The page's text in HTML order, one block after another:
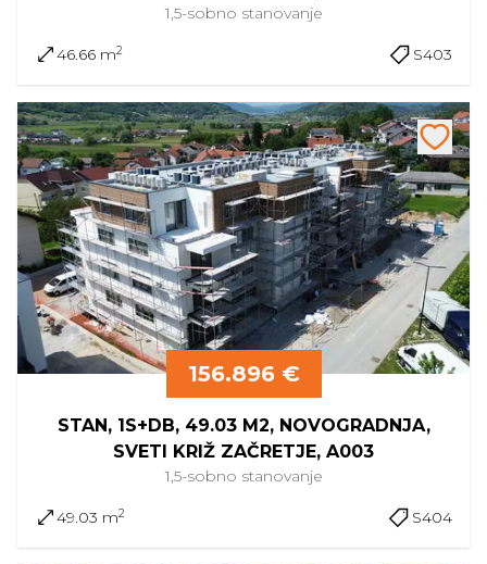
1,5-sobno stanovanje
46.66 m2 S403
156.896 €
STAN, 1S+DB, 49.03 M2, NOVOGRADNJA,
SVETI KRIŽ ZAČRETJE, A003
1,5-sobno stanovanje
49.03 m2 S404